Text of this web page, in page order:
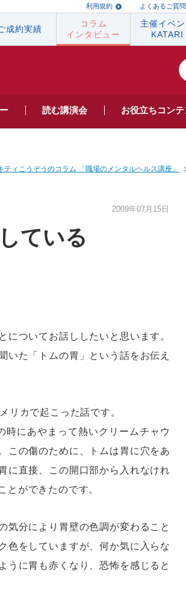
利用規約 よくあるご質問
成約実績
コラム
インタビュー
主催イベ
KATARI
読む講演会 お役立ちコン
ティこうぞうのコラム 「職場のメンタルヘルス講座」
2009年07月15日
ている
ついてお話ししたいと思います。
いた「トムの胃」という話をお伝え
リカで起こった話です。
時にあやまって熱いクリームチャウ
この傷のために、トムは胃に穴をあ
に直接、この開口部から入れなけれ
とができたのです。
気分により胃壁の色調が変わること
色をしていますが、何か気に入らな
うに胃も赤くなり、恐怖を感じると